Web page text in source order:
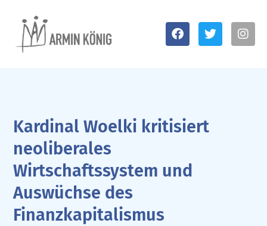
Kardinal Woelki kritisiert
neoliberales
Wirtschaftssystem und
Auswüchse des
Finanzkapitalismus